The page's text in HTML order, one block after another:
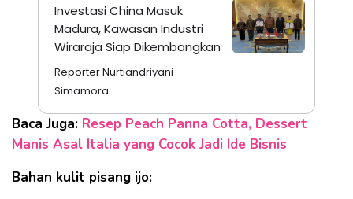
Investasi China Masuk
Madura, Kawasan Industri
Wiraraja Siap Dikembangkan
Reporter Nurtiandriyani
Simamora
Baca Juga: Resep Peach Panna Cotta, Dessert
Manis Asal Italia yang Cocok Jadi Ide Bisnis
Bahan kulit pisang ijo: